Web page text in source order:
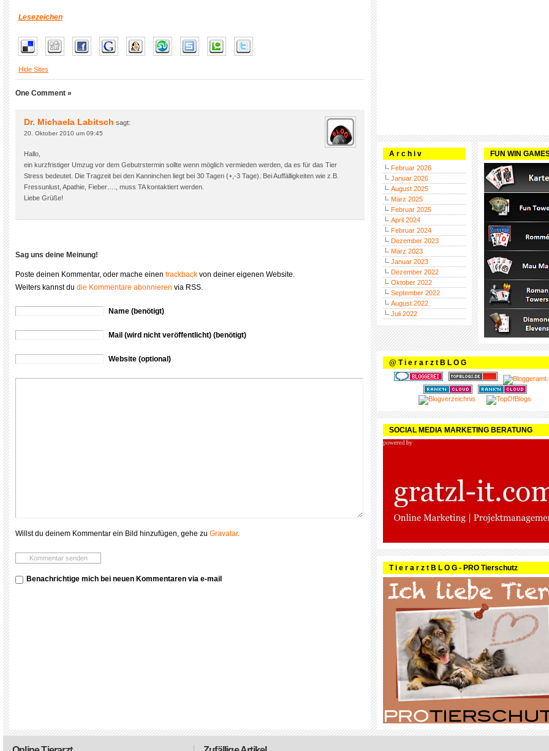
Lesezeichen
Hide Sites
One Comment »
Dr. Michaela Labitsch sagt:
20. Oktober 2010 um 09:45
Hallo,
ein kurzfristiger Umzug vor dem Gebutrstermin sollte wenn möglich vermieden werden, da es für das Tier
Stress bedeutet. Die Tragzeit bei den Kanninchen liegt bei 30 Tagen (+,-3 Tage). Bei Auffälligkeiten wie z.B.
Fressunlust, Apathie, Fieber…., muss TA kontaktiert werden.
Liebe Grüße!
Sag uns deine Meinung!
Poste deinen Kommentar, oder mache einen trackback von deiner eigenen Website.
Weiters kannst du die Kommentare abonnieren via RSS.
Name (benötigt)
Mail (wird nicht veröffentlicht) (benötigt)
Website (optional)
Willst du deinem Kommentar ein Bild hinzufügen, gehe zu Gravatar.
Benachrichtige mich bei neuen Kommentaren via e-mail
A r c h i v
Februar 2026
Januar 2026
August 2025
März 2025
Februar 2025
April 2024
Februar 2024
Dezember 2023
März 2023
Januar 2023
Dezember 2022
Oktober 2022
September 2022
August 2022
Juli 2022
FUN WIN
@ T i e r a r z t B L O G
SOCIAL MEDIA MARKETING BERATUNG
T i e r a r z t B L O G - PRO Tierschutz